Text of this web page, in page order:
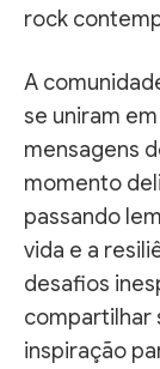
rock
A
se uniram
mensagens
momento
passando
vida e a
desafios
compartilhar
inspiração